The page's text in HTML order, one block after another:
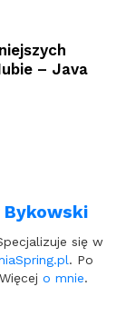
– Java
Bykowski
się w
. Po
o mnie.